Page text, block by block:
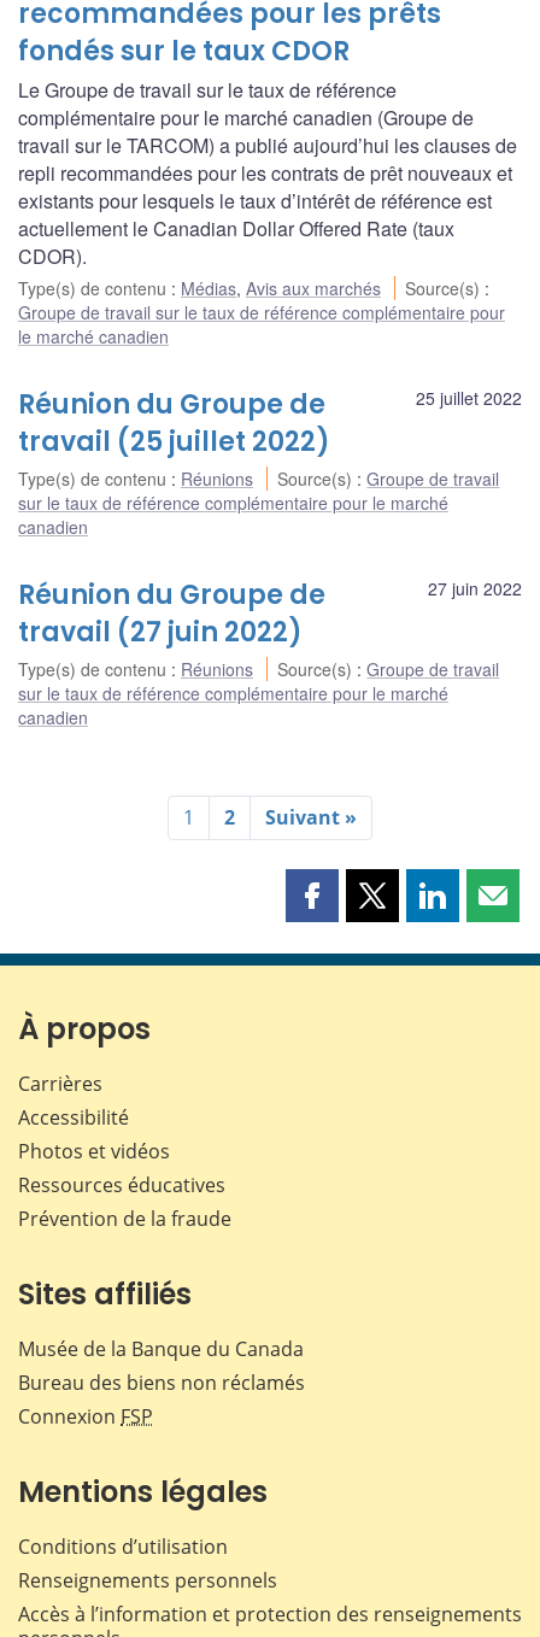
recommandées pour les prêts
fondés sur le taux CDOR
Le Groupe de travail sur le taux de référence
complémentaire pour le marché canadien (Groupe de
travail sur le TARCOM) a publié aujourd’hui les clauses de
repli recommandées pour les contrats de prêt nouveaux et
existants pour lesquels le taux d’intérêt de référence est
actuellement le Canadian Dollar Offered Rate (taux
CDOR).
Type(s) de contenu : Médias, Avis aux marchés Source(s) :
Groupe de travail sur le taux de référence complémentaire pour
le marché canadien
25 juillet 2022
Réunion du Groupe de
travail (25 juillet 2022)
Type(s) de contenu : Réunions Source(s) :Groupe de travail
sur le taux de référence complémentaire pour le marché
canadien
27 juin 2022
Réunion du Groupe de
travail (27 juin 2022)
Type(s) de contenu : Réunions Source(s) :Groupe de travail
sur le taux de référence complémentaire pour le marché
canadien
1 2 Suivant »
Partager
page
Partager
page
Partager
page page
À propos
Carrières
Accessibilité
Photos et vidéos
Ressources éducatives
Prévention de la fraude
Sites affiliés
Musée de la Banque du Canada
Bureau des biens non réclamés
Connexion FSP
Mentions légales
Conditions d’utilisation
Renseignements personnels
Accès à l’information et protection des renseignements